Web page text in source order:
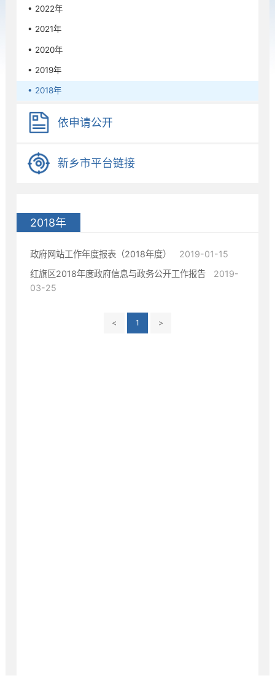
• 2022年
• 2021年
• 2020年
• 2019年
• 2018年
依申请公开
新乡市平台链接
2018年
政府网站工作年度报表（2018年度）
2019-01-15
红旗区2018年度政府信息与政务公开工作报告
2019-
03-25
< 1 >